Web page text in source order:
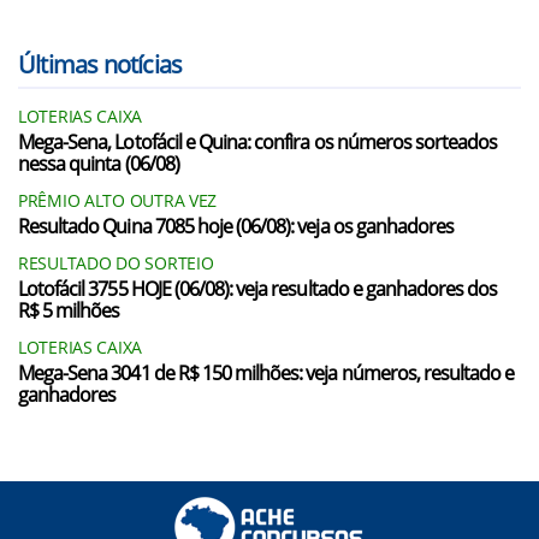
Últimas notícias
LOTERIAS CAIXA
Mega-Sena, Lotofácil e Quina: confira os números sorteados
nessa quinta (06/08)
PRÊMIO ALTO OUTRA VEZ
Resultado Quina 7085 hoje (06/08): veja os ganhadores
RESULTADO DO SORTEIO
Lotofácil 3755 HOJE (06/08): veja resultado e ganhadores dos
R$ 5 milhões
LOTERIAS CAIXA
Mega-Sena 3041 de R$ 150 milhões: veja números, resultado e
ganhadores